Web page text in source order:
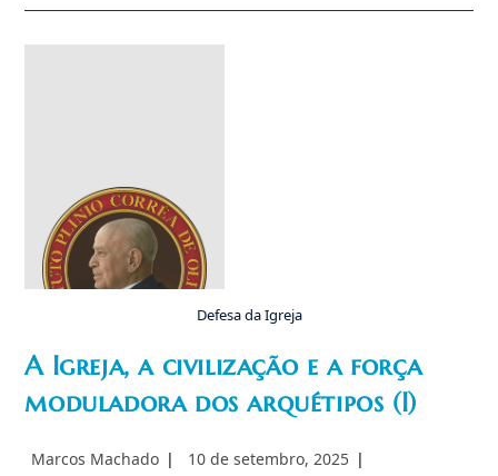
Católica
Imagem não
encontrada
Defesa da Igreja
A Igreja, a civilização e a força
moduladora dos arquétipos (I)
Autor
Marcos Machado
Post
10 de setembro, 2025